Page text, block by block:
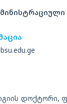
დოქტორი,